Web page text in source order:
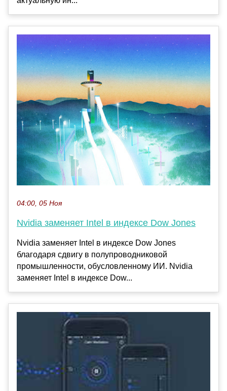
04:00, 05 Ноя
Nvidia заменяет Intel в индексе Dow Jones
Nvidia заменяет Intel в индексе Dow Jones
благодаря сдвигу в полупроводниковой
промышленности, обусловленному ИИ. Nvidia
заменяет Intel в индексе Dow...